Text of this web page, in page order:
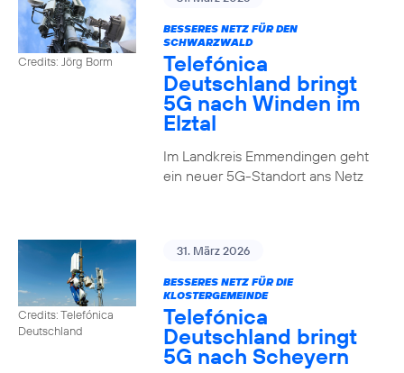
Credits: Jörg Borm
BESSERES NETZ FÜR DEN
SCHWARZWALD
Telefónica
Deutschland bringt
5G nach Winden im
Elztal
Im Landkreis Emmendingen geht
ein neuer 5G-Standort ans Netz
Credits: Telefónica
Deutschland
31. März 2026
BESSERES NETZ FÜR DIE
KLOSTERGEMEINDE
Telefónica
Deutschland bringt
5G nach Scheyern